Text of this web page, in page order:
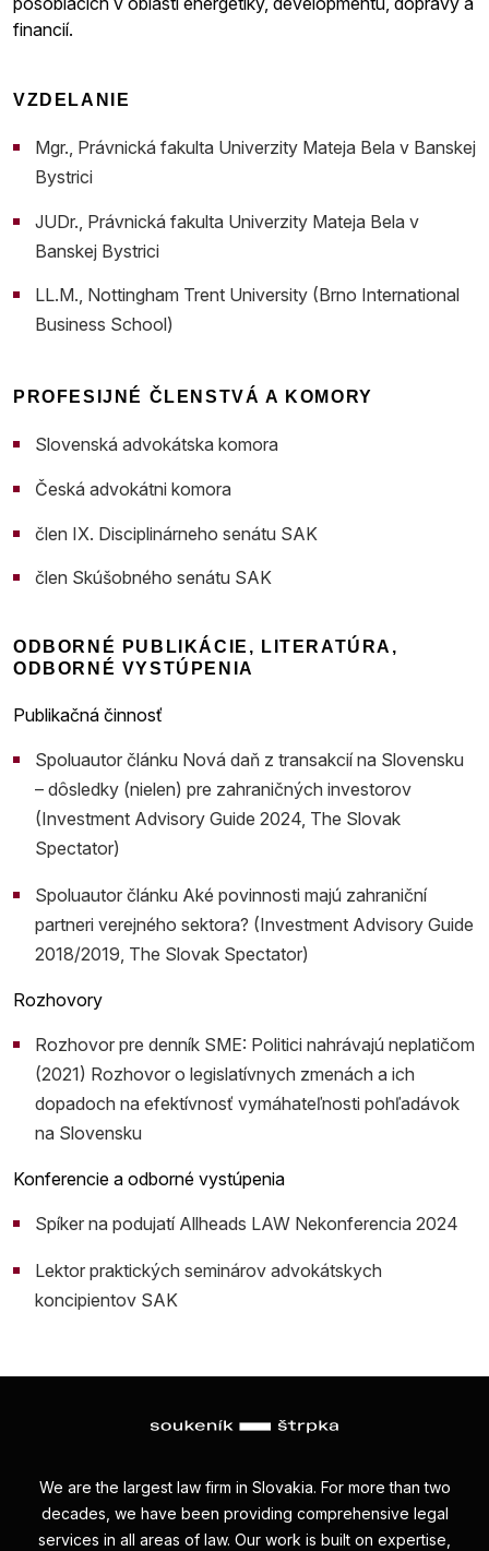
financií.
VZDELANIE
Mgr., Právnická fakulta Univerzity Mateja Bela v Banskej
Bystrici
JUDr., Právnická fakulta Univerzity Mateja Bela v
Banskej Bystrici
LL.M., Nottingham Trent University (Brno International
Business School)
PROFESIJNÉ ČLENSTVÁ A KOMORY
Slovenská advokátska komora
Česká advokátni komora
člen IX. Disciplinárneho senátu SAK
člen Skúšobného senátu SAK
ODBORNÉ PUBLIKÁCIE, LITERATÚRA,
ODBORNÉ VYSTÚPENIA
Publikačná činnosť
Spoluautor článku Nová daň z transakcií na Slovensku
– dôsledky (nielen) pre zahraničných investorov
(Investment Advisory Guide 2024, The Slovak
Spectator)
Spoluautor článku Aké povinnosti majú zahraniční
partneri verejného sektora? (Investment Advisory Guide
2018/2019, The Slovak Spectator)
Rozhovory
Rozhovor pre denník SME: Politici nahrávajú neplatičom
(2021) Rozhovor o legislatívnych zmenách a ich
dopadoch na efektívnosť vymáhateľnosti pohľadávok
na Slovensku
Konferencie a odborné vystúpenia
Spíker na podujatí Allheads LAW Nekonferencia 2024
Lektor praktických seminárov advokátskych
koncipientov SAK
We are the largest law firm in Slovakia. For more than two
decades, we have been providing comprehensive legal
services in all areas of law. Our work is built on expertise,